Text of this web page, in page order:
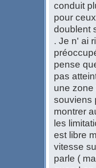
conduit
pour
doublent
. Je n' ai
pense
pas
une zone
souviens
montrer
les
est libre
vitesse
parle (